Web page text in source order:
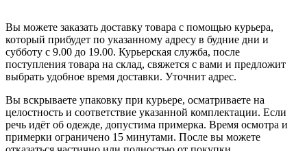
Вы можете заказать доставку товара с помощью курьера,
который прибудет по указанному адресу в будние дни и
субботу с 9.00 до 19.00. Курьерская служба, после
поступления товара на склад, свяжется с вами и предложит
выбрать удобное время доставки. Уточнит адрес.
Вы вскрываете упаковку при курьере, осматриваете на
целостность и соответствие указанной комплектации. Если
речь идёт об одежде, допустима примерка. Время осмотра и
примерки ограничено 15 минутами. После вы можете